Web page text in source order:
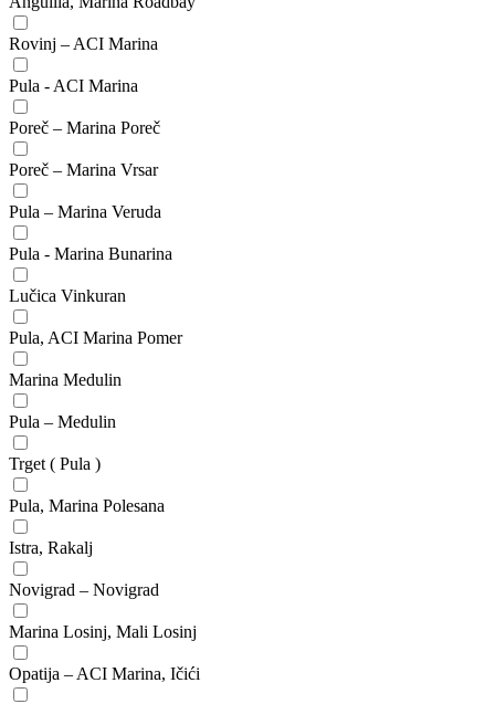
Rovinj – ACI Marina
Pula - ACI Marina
Poreč – Marina Poreč
Poreč – Marina Vrsar
Pula – Marina Veruda
Pula - Marina Bunarina
Lučica Vinkuran
Pula, ACI Marina Pomer
Marina Medulin
Pula – Medulin
Trget ( Pula )
Pula, Marina Polesana
Istra, Rakalj
Novigrad – Novigrad
Marina Losinj, Mali Losinj
Opatija – ACI Marina, Ičići